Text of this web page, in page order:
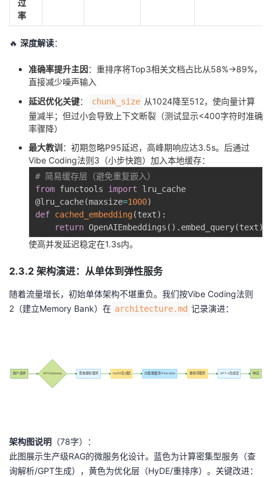
过
率
🔥 深度解读：
准确率提升主因：重排序将Top3相关文档占比从58%→89%，
直接减少噪声输入
延迟优化关键： chunk_size 从1024降至512，使向量计算
量减半；但过小会导致上下文断裂（测试显示<400字符时准确
率骤降）
最大教训 ：初期忽略P95延迟，高峰期响应达3.5s。后通过
Vibe Coding法则3（小步快跑）加入本地缓存：
# 简易缓存层（避免重复嵌入）
from functools import
@lru_cache(maxsize=1000)
def cached_embedding(text) :
return OpenAIEmbeddings ( ) . embed_query(text)
使高并发延迟稳定在1.3s内。
2.3.2 架构演进：从单体到弹性服务
随着流量增长，初始单体架构不堪重负。我们按Vibe Coding法则
2（建立Memory Bank）在 architecture.md 记录演进：
用户请求 API Gateway 查询解析服务 HyDE生成器 向量数据库 Pinecone 重排序服务 GPT-4生成器 响应
架构图说明 （78字）：
此图展示生产级RAG的微服务化设计。蓝色为计算密集型服务（查
询解析/GPT生成），黄色为优化层（HyDE/重排序）。关键改进：